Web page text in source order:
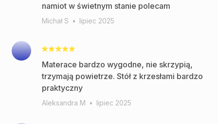
namiot w świetnym stanie polecam
Michał S • lipiec 2025
Materace bardzo wygodne, nie skrzypią,
trzymają powietrze. Stół z krzesłami bardzo
praktyczny
Aleksandra M • lipiec 2025